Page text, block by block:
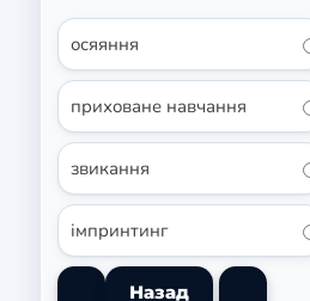
осяяння
приховане навчання
звикання
імпринтинг